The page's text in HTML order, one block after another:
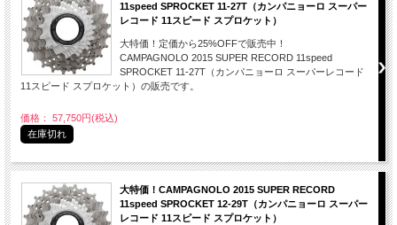
11speed SPROCKET 11-27T（カンパニョーロ スーパー
レコード 11スピード スプロケット）
大特価！定価から25%OFFで販売中！
CAMPAGNOLO 2015 SUPER RECORD 11speed
SPROCKET 11-27T（カンパニョーロ スーパーレコード
11スピード スプロケット）の販売です。
価格： 57,750円(税込)
在庫切れ
大特価！CAMPAGNOLO 2015 SUPER RECORD
11speed SPROCKET 12-29T（カンパニョーロ スーパー
レコード 11スピード スプロケット）